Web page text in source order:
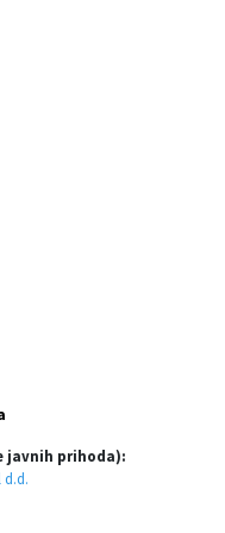
javnih prihoda):
d.d.